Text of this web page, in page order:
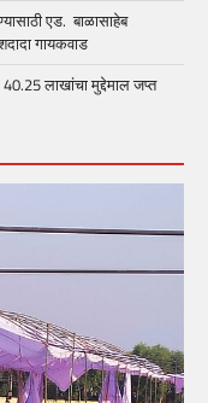
एड. बाळासाहेब
गायकवाड
लाखांचा मुद्देमाल जप्त